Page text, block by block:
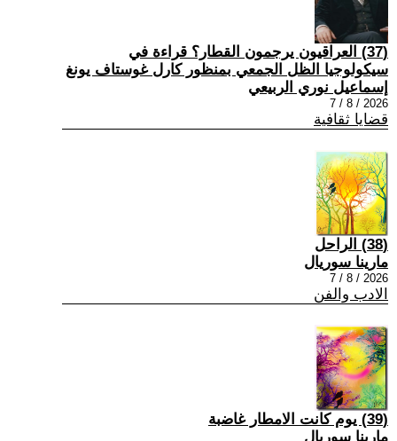
(37) العراقيون يرجمون القطار؟ قراءة في
سيكولوجيا الظل الجمعي بمنظور كارل غوستاف يونغ
إسماعيل نوري الربيعي
2026 / 8 / 7
قضايا ثقافية
(38) الراحل
مارينا سوريال
2026 / 8 / 7
الادب والفن
(39) يوم كانت الامطار غاضبة
مارينا سوريال